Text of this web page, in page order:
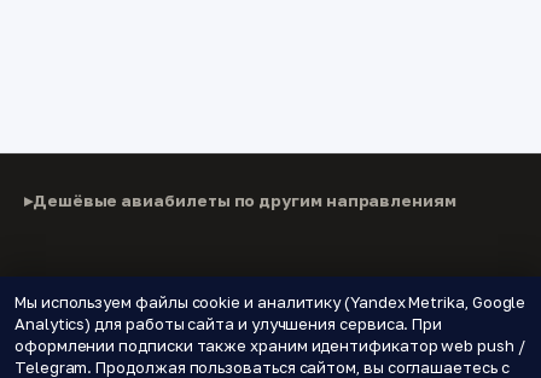
Мы используем файлы cookie и аналитику (Yandex Metrika, Google
Analytics) для работы сайта и улучшения сервиса. При
оформлении подписки также храним идентификатор web push /
Telegram. Продолжая пользоваться сайтом, вы соглашаетесь с
Дешёвые авиабилеты по другим направлениям
© 2026 Паломнику
Дешёвые авиабилеты, подписки на цены и новые
направления.